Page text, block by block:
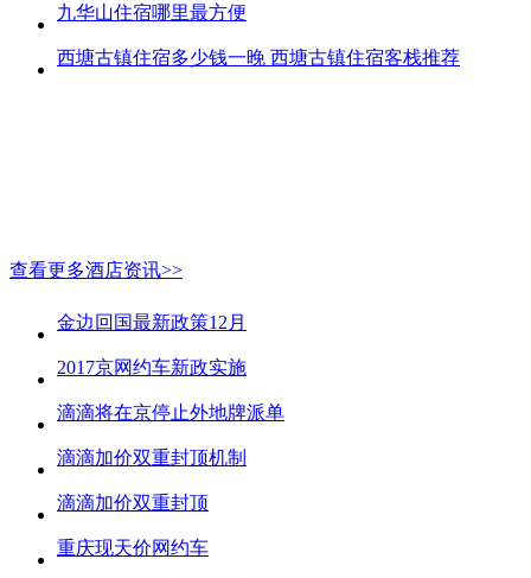
九华山住宿哪里最方便
西塘古镇住宿多少钱一晚 西塘古镇住宿客栈推荐
查看更多酒店资讯>>
金边回国最新政策12月
2017京网约车新政实施
滴滴将在京停止外地牌派单
滴滴加价双重封顶机制
滴滴加价双重封顶
重庆现天价网约车